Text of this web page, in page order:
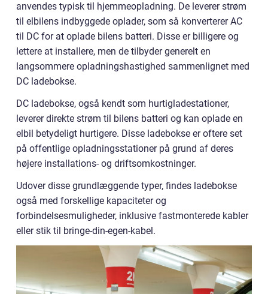
anvendes typisk til hjemmeopladning. De leverer strøm
til elbilens indbyggede oplader, som så konverterer AC
til DC for at oplade bilens batteri. Disse er billigere og
lettere at installere, men de tilbyder generelt en
langsommere opladningshastighed sammenlignet med
DC ladebokse.
DC ladebokse, også kendt som hurtigladestationer,
leverer direkte strøm til bilens batteri og kan oplade en
elbil betydeligt hurtigere. Disse ladebokse er oftere set
på offentlige opladningsstationer på grund af deres
højere installations- og driftsomkostninger.
Udover disse grundlæggende typer, findes ladebokse
også med forskellige kapaciteter og
forbindelsesmuligheder, inklusive fastmonterede kabler
eller stik til bringe-din-egen-kabel.